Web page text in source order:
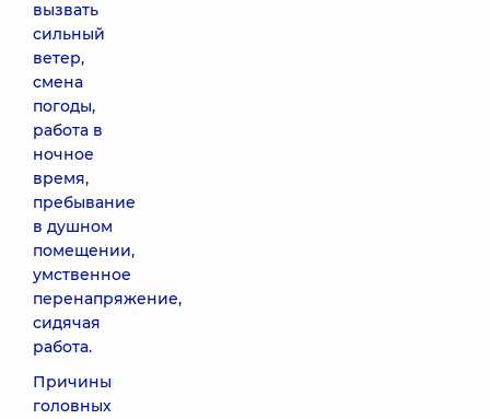
вызвать
сильный
ветер,
смена
погоды,
работа в
ночное
время,
пребывание
в душном
помещении,
умственное
перенапряжение,
сидячая
работа.
Причины
головных